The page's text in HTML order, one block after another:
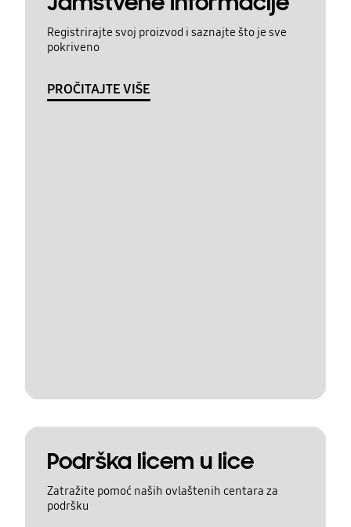
Registrirajte svoj proizvod i saznajte što je sve
pokriveno
PROČITAJTE VIŠE
Podrška licem u lice
Zatražite pomoć naših ovlaštenih centara za
podršku